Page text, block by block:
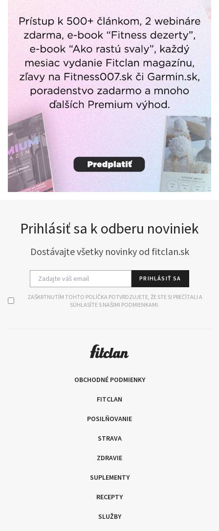
Prihlásiť sa k odberu noviniek
Dostávajte všetky novinky od fitclan.sk
PRIHLÁSIŤ SA
ZAŠKRTNUTÍM TOHTO POLÍČKA POTVRDZUJETE, ŽE STE SI PREČÍTALI A
SÚHLASÍTE S NAŠIMI PODMIENKAMI.
OBCHODNÉ PODMIENKY
FITCLAN
POSILŇOVANIE
STRAVA
ZDRAVIE
SUPLEMENTY
RECEPTY
SLUŽBY